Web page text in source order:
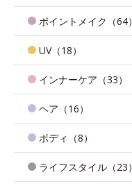
ポイントメイク（64）
UV（18）
インナーケア（33）
ヘア（16）
ボディ（8）
ライフスタイル（23）